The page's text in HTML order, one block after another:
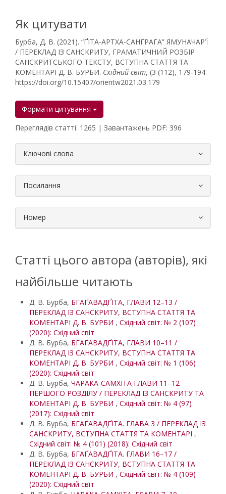
Як цитувати
Бурба, Д. В. (2021). “ҐІТА-АРТХА-САНҐРАГА” ЯМУНАЧАР’Ї
/ ПЕРЕКЛАД ІЗ САНСКРИТУ, ГРАМАТИЧНИЙ РОЗБІР
САНСКРИТСЬКОГО ТЕКСТУ, ВСТУПНА СТАТТЯ ТА
КОМЕНТАРІ Д. В. БУРБИ. Східний світ, (3 (112), 179-194.
https://doi.org/10.15407/orientw2021.03.179
Формати цитування
Переглядів статті: 1265 | Завантажень PDF: 396
Ключові слова
Посилання
Номер
Статті цього автора (авторів), які
найбільше читають
Д. В. Бурба, БГАҐАВАДҐІТА, ГЛАВИ 12–13 /
ПЕРЕКЛАД ІЗ САНСКРИТУ, ВСТУПНА СТАТТЯ ТА
КОМЕНТАРІ Д. В. БУРБИ , Східний світ: № 2 (107)
(2020): Східний світ
Д. В. Бурба, БГАҐАВАДҐІТА, ГЛАВИ 10–11 /
ПЕРЕКЛАД ІЗ САНСКРИТУ, ВСТУПНА СТАТТЯ ТА
КОМЕНТАРІ Д. В. БУРБИ , Східний світ: № 1 (106)
(2020): Східний світ
Д. В. Бурба, ЧАРАКА-САМХІТА ГЛАВИ 11–12
ПЕРШОГО РОЗДІЛУ / ПЕРЕКЛАД ІЗ САНСКРИТУ ТА
КОМЕНТАРІ Д. В. БУРБИ , Східний світ: № 4 (97)
(2017): Східний світ
Д. В. Бурба, БГАҐАВАДҐІТА. ГЛАВА 3 / ПЕРЕКЛАД ІЗ
САНСКРИТУ, ВСТУПНА СТАТТЯ ТА КОМЕНТАРІ ,
Східний світ: № 4 (101) (2018): Східний світ
Д. В. Бурба, БГАҐАВАДҐІТА. ГЛАВИ 16–17 /
ПЕРЕКЛАД ІЗ САНСКРИТУ, ВСТУПНА СТАТТЯ ТА
КОМЕНТАРІ Д. В. БУРБИ , Східний світ: № 4 (109)
(2020): Східний світ